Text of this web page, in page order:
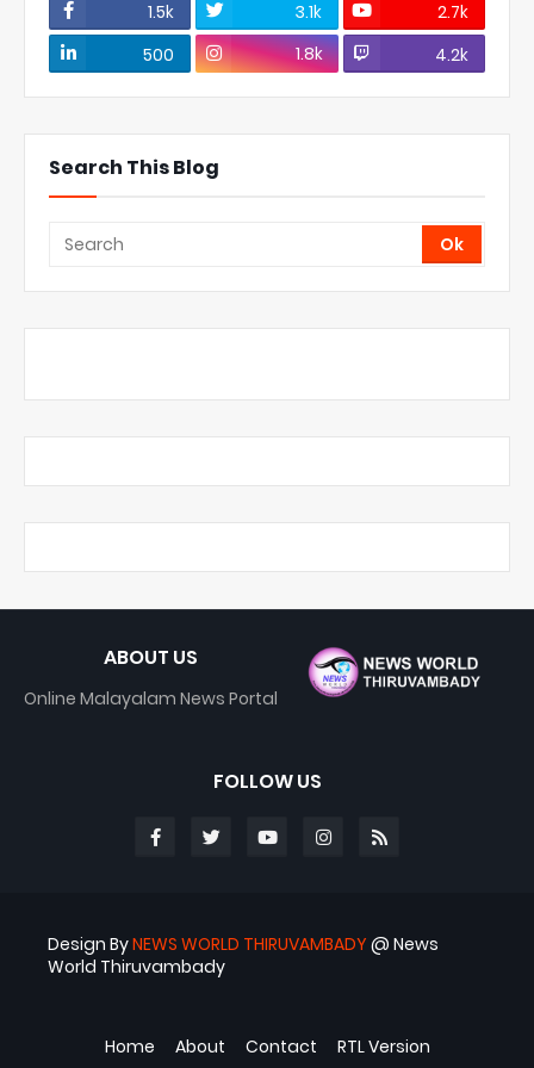
1.5k 3.1k
2.7k
500
1.8k 4.2k
Search This Blog
ABOUT US
Online Malayalam News Portal
FOLLOW US
Design ByNEWS WORLD THIRUVAMBADY @ News
World Thiruvambady
Home
About Contact RTL Version